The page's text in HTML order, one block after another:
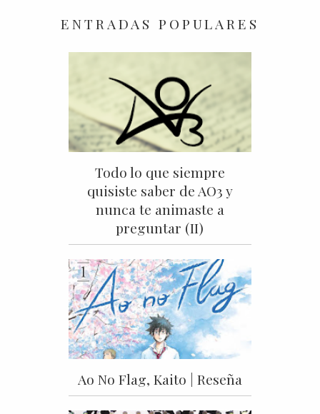
ENTRADAS POPULARES
Todo lo que siempre
quisiste saber de AO3 y
nunca te animaste a
preguntar (II)
Ao No Flag, Kaito | Reseña